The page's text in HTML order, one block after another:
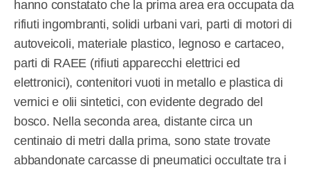
hanno constatato che la prima area era occupata da
rifiuti ingombranti, solidi urbani vari, parti di motori di
autoveicoli, materiale plastico, legnoso e cartaceo,
parti di RAEE (rifiuti apparecchi elettrici ed
elettronici), contenitori vuoti in metallo e plastica di
vernici e olii sintetici, con evidente degrado del
bosco. Nella seconda area, distante circa un
centinaio di metri dalla prima, sono state trovate
abbandonate carcasse di pneumatici occultate tra i